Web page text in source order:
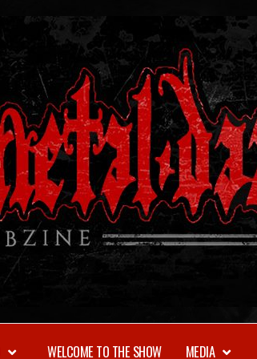
WELCOME TO THE SHOW MEDIA